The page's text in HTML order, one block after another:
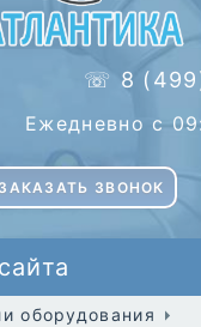
☏ 8
Ежедневно с
ЗАКАЗАТЬ ЗВОНОК
оборудования